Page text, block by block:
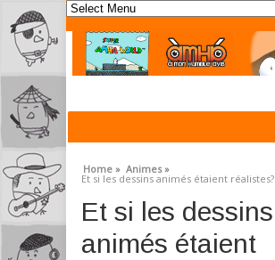
Home » Animes »
Et si les dessins animés étaient réalistes?
Et si les dessins
animés étaient